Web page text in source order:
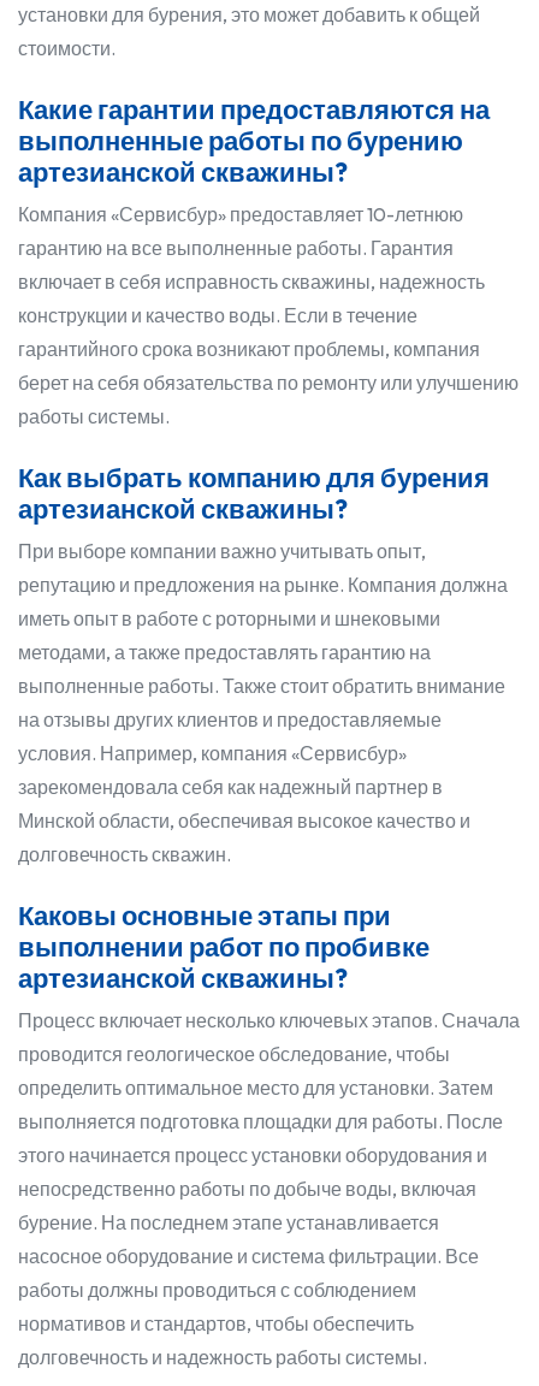
установки для бурения, это может добавить к общей
стоимости.
Какие гарантии предоставляются на
выполненные работы по бурению
артезианской скважины?
Компания «Сервисбур» предоставляет 10-летнюю
гарантию на все выполненные работы. Гарантия
включает в себя исправность скважины, надежность
конструкции и качество воды. Если в течение
гарантийного срока возникают проблемы, компания
берет на себя обязательства по ремонту или улучшению
работы системы.
Как выбрать компанию для бурения
артезианской скважины?
При выборе компании важно учитывать опыт,
репутацию и предложения на рынке. Компания должна
иметь опыт в работе с роторными и шнековыми
методами, а также предоставлять гарантию на
выполненные работы. Также стоит обратить внимание
на отзывы других клиентов и предоставляемые
условия. Например, компания «Сервисбур»
зарекомендовала себя как надежный партнер в
Минской области, обеспечивая высокое качество и
долговечность скважин.
Каковы основные этапы при
выполнении работ по пробивке
артезианской скважины?
Процесс включает несколько ключевых этапов. Сначала
проводится геологическое обследование, чтобы
определить оптимальное место для установки. Затем
выполняется подготовка площадки для работы. После
этого начинается процесс установки оборудования и
непосредственно работы по добыче воды, включая
бурение. На последнем этапе устанавливается
насосное оборудование и система фильтрации. Все
работы должны проводиться с соблюдением
нормативов и стандартов, чтобы обеспечить
долговечность и надежность работы системы.